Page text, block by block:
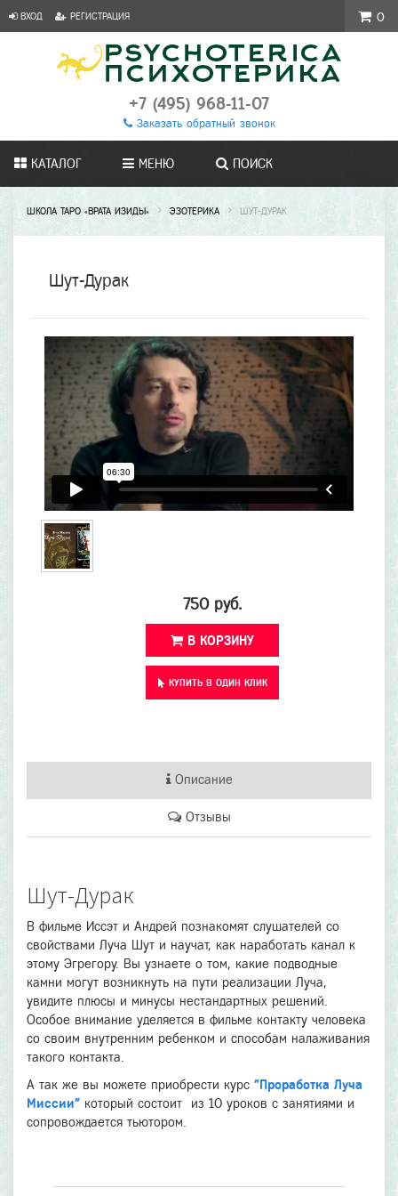
ВХОД РЕГИСТРАЦИЯ
+7 (495) 968-11-07
Заказать обратный звонок
КАТАЛОГ МЕНЮ ПОИСК
ШКОЛА ТАРО «ВРАТА ИЗИДЫ» ЭЗОТЕРИКА ШУТ-ДУРАК
Шут-Дурак
750 руб.
В КОРЗИНУ
КУПИТЬ В ОДИН КЛИК
Описание
Отзывы
Шут-Дурак
В фильме Иссэт и Андрей познакомят слушателей со
свойствами Луча Шут и научат, как наработать канал к
этому Эгрегору. Вы узнаете о том, какие подводные
камни могут возникнуть на пути реализации Луча,
увидите плюсы и минусы нестандартных решений.
Особое внимание уделяется в фильме контакту человека
со своим внутренним ребенком и способам налаживания
такого контакта.
А так же вы можете приобрести курс "Проработка Луча
Миссии" который состоит из 10 уроков с занятиями и
сопровождается тьютором.
0